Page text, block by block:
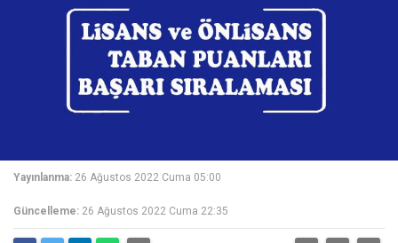
Yayınlanma: 26 Ağustos 2022 Cuma 05:00
Güncelleme: 26 Ağustos 2022 Cuma 22:35